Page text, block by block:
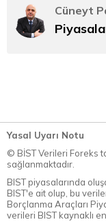
Cüneyt
Yasal Uyarı Notu
© BİST Verileri Foreks
sağlanmaktadır.
BIST piyasalarında
BIST'e ait olup, bu
Borçlanma Araçları
verileri BIST kaynaklı